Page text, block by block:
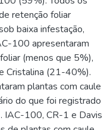
retenção foliar
baixa infestação,
100 apresentaram
(menos que 5%),
Cristalina (21-40%).
plantas com caule
do que foi registrado
IAC-100, CR-1 e Davis